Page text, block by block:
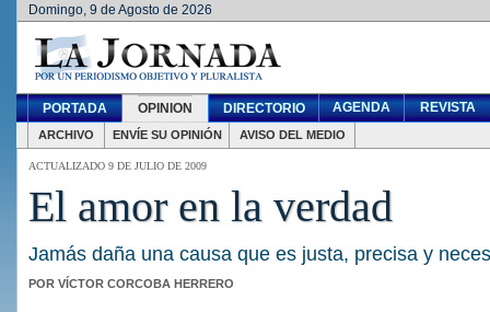
Domingo, 9 de Agosto de 2026
PORTADA OPINION DIRECTORIO AGENDA REVISTA
ARCHIVO ENVÍE SU OPINIÓN AVISO DEL MEDIO
ACTUALIZADO 9 DE JULIO DE 2009
El amor en la verdad
Jamás daña una causa que es justa, precisa y
POR VÍCTOR CORCOBA HERRERO